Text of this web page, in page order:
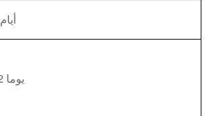
3-4 أيام
7-12 يوما